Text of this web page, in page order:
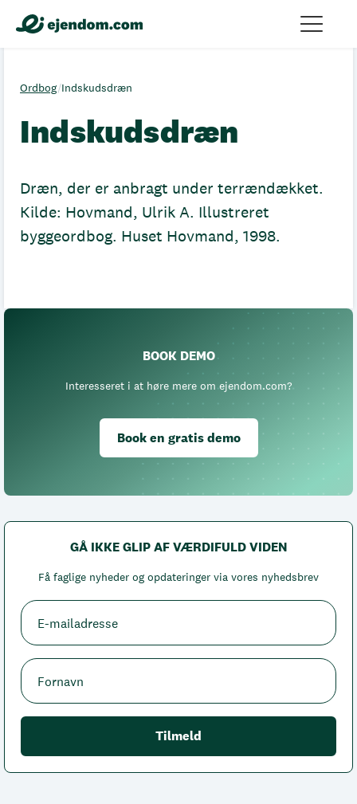
Ordbog/Indskudsdræn
Indskudsdræn
Dræn, der er anbragt under terrændækket.
Kilde: Hovmand, Ulrik A. Illustreret
byggeordbog. Huset Hovmand, 1998.
BOOK DEMO
Interesseret i at høre mere om ejendom.com?
Book en gratis demo
GÅ IKKE GLIP AF VÆRDIFULD VIDEN
Få faglige nyheder og opdateringer via vores nyhedsbrev